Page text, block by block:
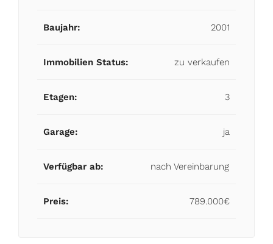
Baujahr: 2001
Immobilien Status: zu verkaufen
Etagen: 3
Garage: ja
Verfügbar ab: nach Vereinbarung
Preis: 789.000€